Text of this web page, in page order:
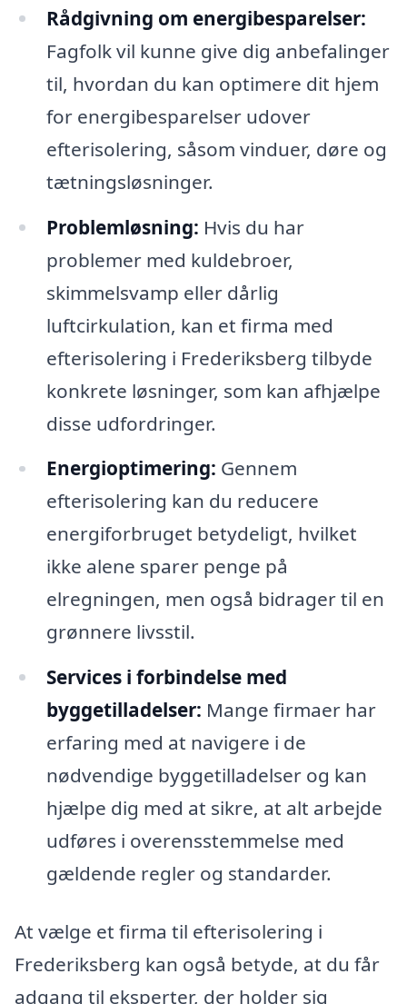
Rådgivning om energibesparelser:
Fagfolk vil kunne give dig anbefalinger
til, hvordan du kan optimere dit hjem
for energibesparelser udover
efterisolering, såsom vinduer, døre og
tætningsløsninger.
Problemløsning: Hvis du har
problemer med kuldebroer,
skimmelsvamp eller dårlig
luftcirkulation, kan et firma med
efterisolering i Frederiksberg tilbyde
konkrete løsninger, som kan afhjælpe
disse udfordringer.
Energioptimering: Gennem
efterisolering kan du reducere
energiforbruget betydeligt, hvilket
ikke alene sparer penge på
elregningen, men også bidrager til en
grønnere livsstil.
Services i forbindelse med
byggetilladelser: Mange firmaer har
erfaring med at navigere i de
nødvendige byggetilladelser og kan
hjælpe dig med at sikre, at alt arbejde
udføres i overensstemmelse med
gældende regler og standarder.
At vælge et firma til efterisolering i
Frederiksberg kan også betyde, at du får
adgang til eksperter, der holder sig